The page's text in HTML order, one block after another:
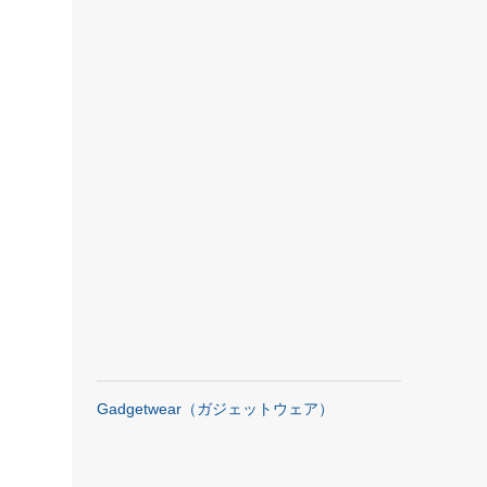
Gadgetwear（ガジェットウェア）